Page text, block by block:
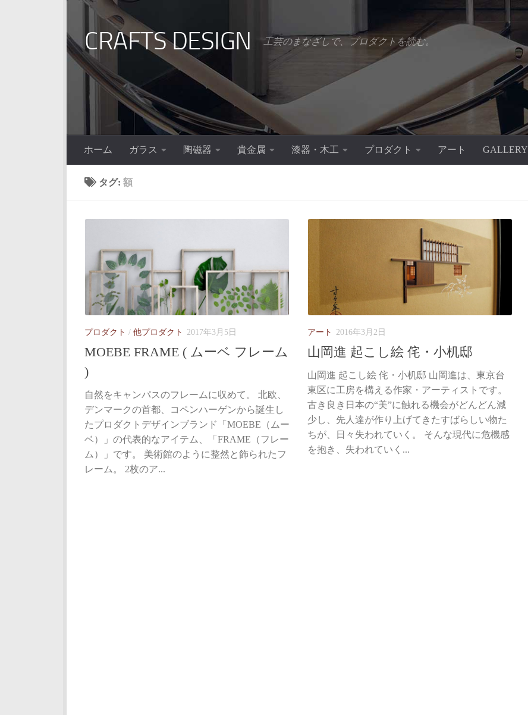
コンテンツへスキップ
CRAFTS DESIGN 工芸のまなざしで、プロダクトを読む。
ホーム ガラス 陶磁器 貴金属 漆器・木工 プロダクト アート GALLERY
タグ: 額
プロダクト / 他プロダクト 2017年3月5日
MOEBE FRAME ( ムーベ フレーム
)
自然をキャンパスのフレームに収めて。 北欧、
デンマークの首都、コペンハーゲンから誕生し
たプロダクトデザインブランド「MOEBE（ムー
ベ）」の代表的なアイテム、「FRAME（フレー
ム）」です。 美術館のように整然と飾られたフ
レーム。 2枚のア...
アート 2016年3月2日
山岡進 起こし絵 侘・小机邸
山岡進 起こし絵 侘・小机邸 山岡進は、東京台
東区に工房を構える作家・アーティストです。
古き良き日本の“美”に触れる機会がどんどん減
少し、先人達が作り上げてきたすばらしい物た
ちが、日々失われていく。 そんな現代に危機感
を抱き、失われていく...